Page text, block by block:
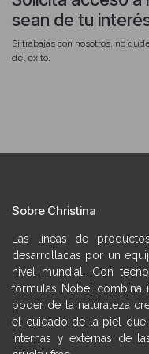
elastina, degradación del
→ Los productos SPF de la
→ Cómo combinar la rutina
nocturna como aliados del
sean de tu
Si trabajas con nosotros, no
del éxito.
Sobre Christina
Las líneas de
desarrolladas por un
nivel mundial. Con
fórmulas Nobel combina
poder de la naturaleza
el cuidado de la piel que
internas y externas de